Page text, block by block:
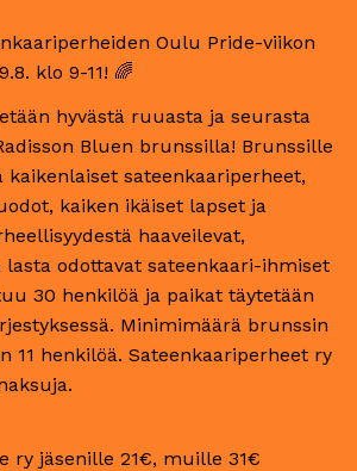
Oulu Pride-viikon
klo 9-11! 🌈
hyvästä ruuasta ja seurasta
Bluen brunssilla! Brunssille
sateenkaariperheet,
kaiken ikäiset lapset ja
haaveilevat,
odottavat sateenkaari-ihmiset
30 henkilöä ja paikat täytetään
Minimimäärä brunssin
11 henkilöä. Sateenkaariperheet ry
ry jäsenille 21€, muille 31€